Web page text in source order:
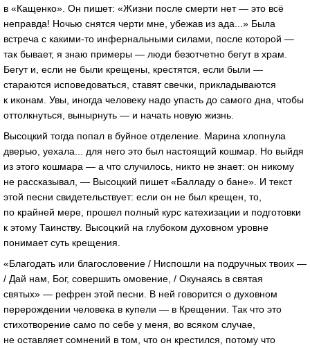
в «Кащенко». Он пишет: «Жизни после смерти нет — это всё
неправда! Ночью снятся черти мне, убежав из ада...» Была
встреча с какими-то инфернальными силами, после которой —
так бывает, я знаю примеры — люди безотчетно бегут в храм.
Бегут и, если не были крещены, крестятся, если были —
стараются исповедоваться, ставят свечки, прикладываются
к иконам. Увы, иногда человеку надо упасть до самого дна, чтобы
оттолкнуться, вынырнуть — и начать новую жизнь.
Высоцкий тогда попал в буйное отделение. Марина хлопнула
дверью, уехала... для него это был настоящий кошмар. Но выйдя
из этого кошмара — а что случилось, никто не знает: он никому
не рассказывал, — Высоцкий пишет «Балладу о бане». И текст
этой песни свидетельствует: если он не был крещен, то,
по крайней мере, прошел полный курс катехизации и подготовки
к этому Таинству. Высоцкий на глубоком духовном уровне
понимает суть крещения.
«Благодать или благословение / Ниспошли на подручных твоих —
/ Дай нам, Бог, совершить омовение, / Окунаясь в святая
святых» — рефрен этой песни. В ней говорится о духовном
перерождении человека в купели — в Крещении. Так что это
стихотворение само по себе у меня, во всяком случае,
не оставляет сомнений в том, что он крестился, потому что